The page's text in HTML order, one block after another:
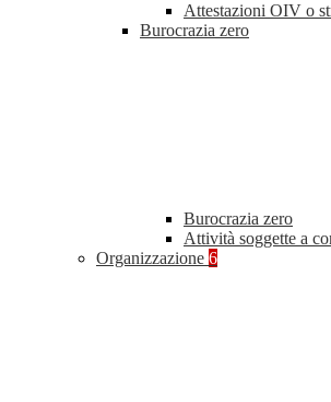
Attestazioni OIV o
Burocrazia zero
Burocrazia zero
Attività soggette a
Organizzazione 6